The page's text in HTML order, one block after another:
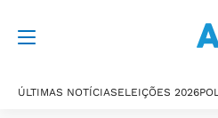
ÚLTIMAS NOTÍCIASELEIÇÕES 2026